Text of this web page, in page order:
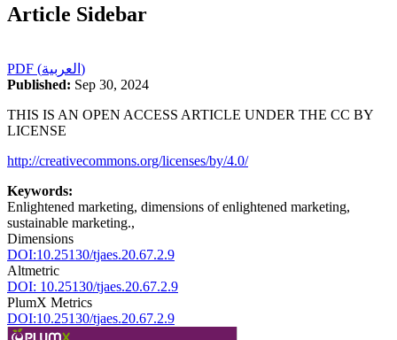
Article Sidebar
PDF (العربية)
Published: Sep 30, 2024
THIS IS AN OPEN ACCESS ARTICLE UNDER THE CC BY
LICENSE
http://creativecommons.org/licenses/by/4.0/
Keywords:
Enlightened marketing, dimensions of enlightened marketing,
sustainable marketing.,
Dimensions
DOI:10.25130/tjaes.20.67.2.9
Altmetric
DOI: 10.25130/tjaes.20.67.2.9
PlumX Metrics
DOI:10.25130/tjaes.20.67.2.9